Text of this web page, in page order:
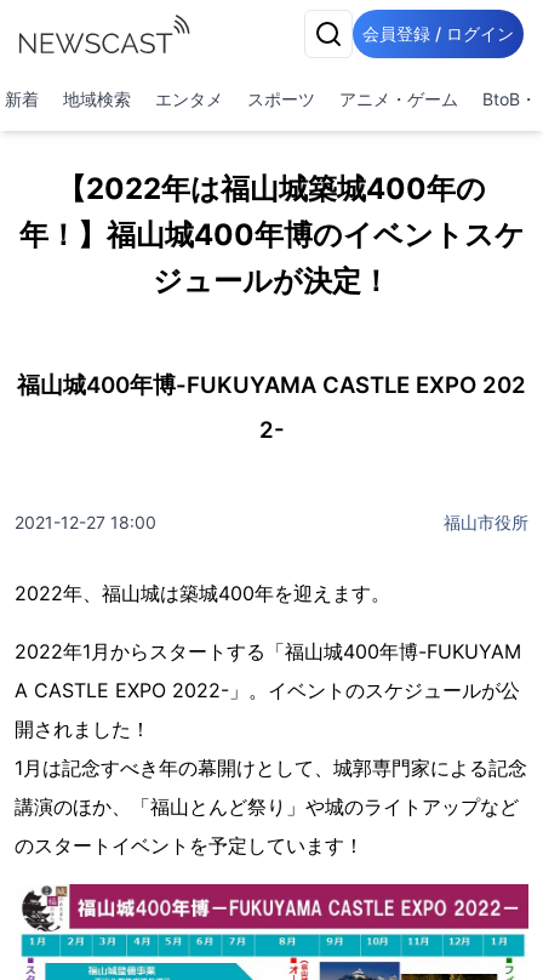
会員登録 / ログイン
新着 地域検索 エンタメ スポーツ アニメ・ゲーム BtoB・
【2022年は福山城築城400年の
年！】福山城400年博のイベントスケ
ジュールが決定！
福山城400年博-FUKUYAMA CASTLE EXPO 202
2-
2021-12-27 18:00 福山市役所
2022年、福山城は築城400年を迎えます。
2022年1月からスタートする「福山城400年博-FUKUYAM
A CASTLE EXPO 2022-」。イベントのスケジュールが公
開されました！
1月は記念すべき年の幕開けとして、城郭専門家による記念
講演のほか、「福山とんど祭り」や城のライトアップなど
のスタートイベントを予定しています！